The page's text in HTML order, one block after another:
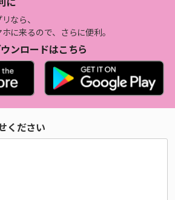
なら、
に来るので、さらに便利。
ンロードはこちら
ください